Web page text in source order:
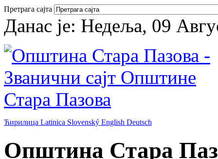
Претрага сајта
Данас је: Недеља, 09
Ћирилица Latinica Slovenský English Deutsch
Општина Стара